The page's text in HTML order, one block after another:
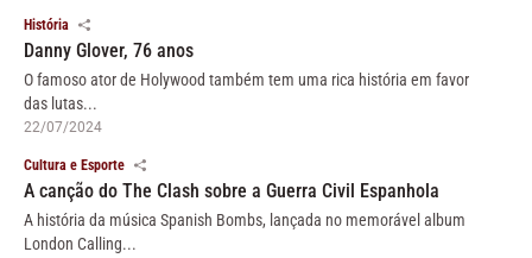
História
Danny Glover, 76 anos
O famoso ator de Holywood também tem uma rica história em favor
das lutas...
22/07/2024
Cultura e Esporte
A canção do The Clash sobre a Guerra Civil Espanhola
A história da música Spanish Bombs, lançada no memorável album
London Calling...